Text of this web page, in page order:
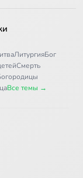
ЛитургияБог
Смерть
Все темы →